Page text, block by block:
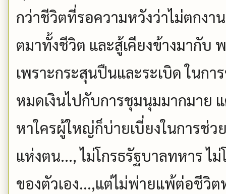
กว่าชีวิตที่รอความหวังว่าไม่ตกง
ตมาทั้งชีวิต และสู้เคียงข้างมากับ
เพราะกระสุนปืนและระเบิด ในก
หมดเงินไปกับการชุมนุมมากมาย
หาใครผู้ใหญ่ก็บ่ายเบี่ยงในการช่ว
แห่งตน..., ไม่โกรธรัฐบาลทหาร ไ
ของตัวเอง...,แต่ไม่พ่ายแพ้ต่อชีวิ